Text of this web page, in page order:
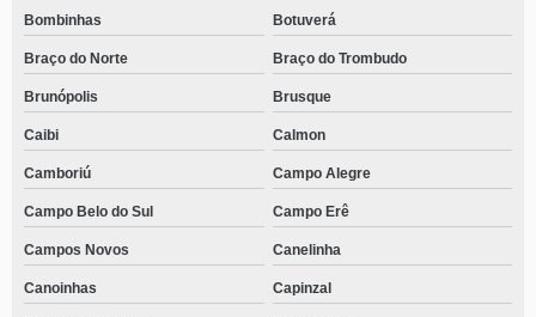
Bombinhas Botuverá
Braço do Norte Braço do Trombudo
Brunópolis Brusque
Caibi Calmon
Camboriú Campo Alegre
Campo Belo do Sul Campo Erê
Campos Novos Canelinha
Canoinhas Capinzal